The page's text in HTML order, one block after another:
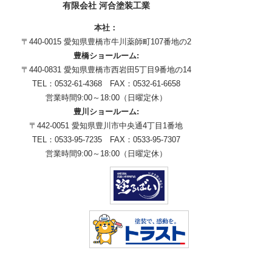
有限会社 河合塗装工業
本社：
〒440-0015 愛知県豊橋市牛川薬師町107番地の2
豊橋ショールーム:
〒440-0831 愛知県豊橋市西岩田5丁目9番地の14
TEL：0532-61-4368 FAX：0532-61-6658
営業時間9:00～18:00（日曜定休）
豊川ショールーム:
〒442-0051 愛知県豊川市中央通4丁目1番地
TEL：0533-95-7235 FAX：0533-95-7307
営業時間9:00～18:00（日曜定休）